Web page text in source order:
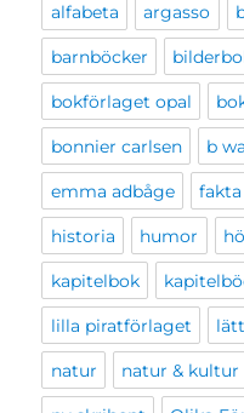
alfabeta argasso
barnböcker
bokförlaget opal
bonnier carlsen b
emma adbåge fakta
historia humor
kapitelbok
lilla piratförlaget
natur natur & kultur